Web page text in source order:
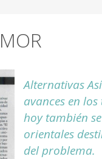
Alternativas
avances en
hoy también
orientales
del problema.